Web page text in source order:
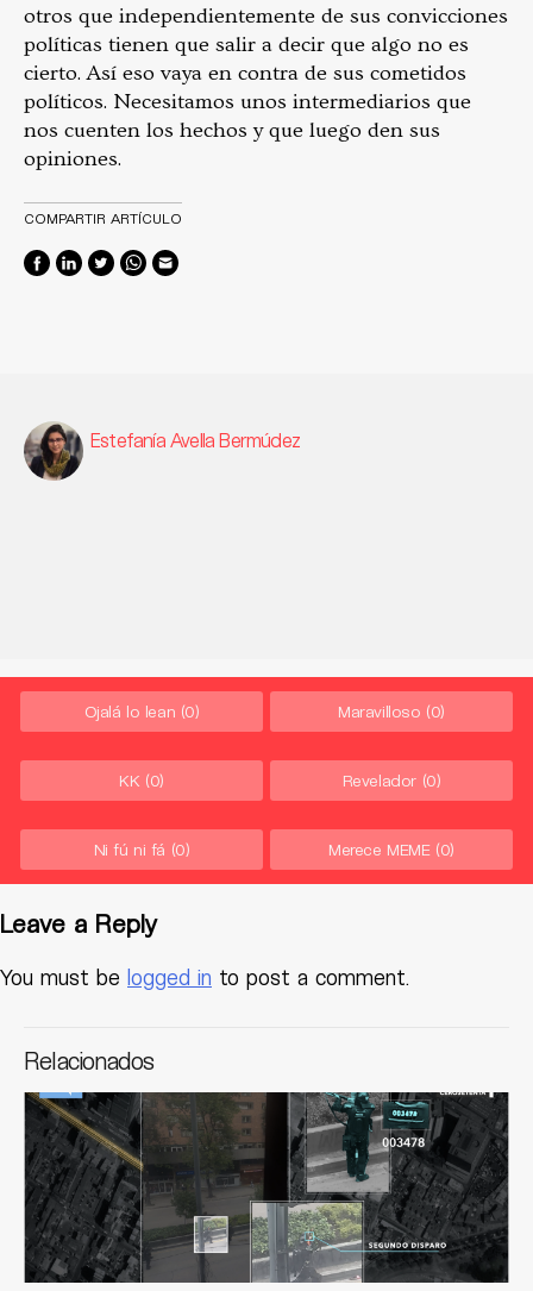
otros que independientemente de sus convicciones
políticas tienen que salir a decir que algo no es
cierto. Así eso vaya en contra de sus cometidos
políticos. Necesitamos unos intermediarios que
nos cuenten los hechos y que luego den sus
opiniones.
COMPARTIR ARTÍCULO
Estefanía Avella Bermúdez
Ojalá lo lean (0) Maravilloso (0)
KK (0) Revelador (0)
Ni fú ni fá (0) Merece MEME (0)
Leave a Reply
You must be logged in to post a comment.
Relacionados